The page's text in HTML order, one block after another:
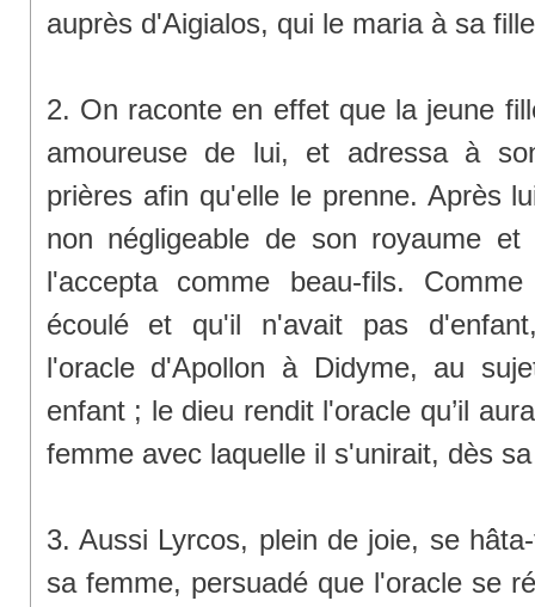
auprès d'Aigialos, qui le maria à sa
2. On raconte en effet que la jeune
amoureuse de lui, et adressa à
prières afin qu'elle le prenne. Après
non négligeable de son royaume
l'accepta comme beau-fils.
écoulé et qu'il n'avait pas
l'oracle d'Apollon à Didyme, au
enfant ; le dieu rendit l'oracle qu’il
femme avec laquelle il s'unirait, dès
3. Aussi Lyrcos, plein de joie, se
sa femme, persuadé que l'oracle se